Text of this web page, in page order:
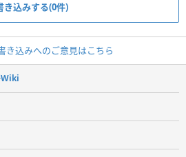
き込みする(0件)
き込みへのご意見はこちら
Wiki